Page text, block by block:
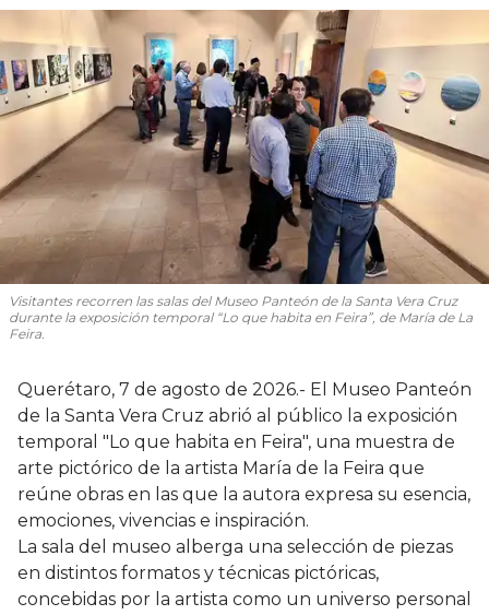
Visitantes recorren las salas del Museo Panteón de la Santa Vera Cruz
durante la exposición temporal “Lo que habita en Feira”, de María de La
Feira.
Querétaro, 7 de agosto de 2026.- El Museo Panteón
de la Santa Vera Cruz abrió al público la exposición
temporal "Lo que habita en Feira", una muestra de
arte pictórico de la artista María de la Feira que
reúne obras en las que la autora expresa su esencia,
emociones, vivencias e inspiración.
La sala del museo alberga una selección de piezas
en distintos formatos y técnicas pictóricas,
concebidas por la artista como un universo personal